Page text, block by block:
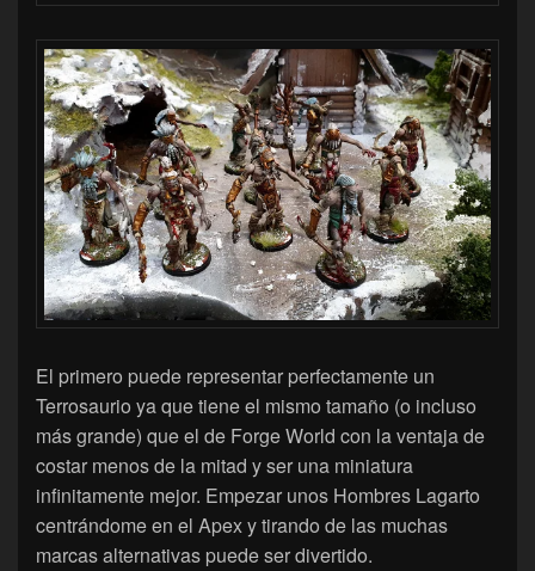
El primero puede representar perfectamente un
Terrosaurio ya que tiene el mismo tamaño (o incluso
más grande) que el de Forge World con la ventaja de
costar menos de la mitad y ser una miniatura
infinitamente mejor. Empezar unos Hombres Lagarto
centrándome en el Apex y tirando de las muchas
marcas alternativas puede ser divertido.